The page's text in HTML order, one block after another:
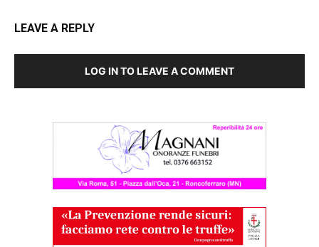
LEAVE A REPLY
LOG IN TO LEAVE A COMMENT